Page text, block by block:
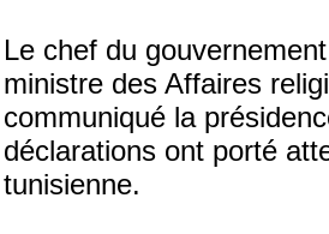
Le chef du
ministre des Affaires
communiqué la
déclarations ont porté
tunisienne.